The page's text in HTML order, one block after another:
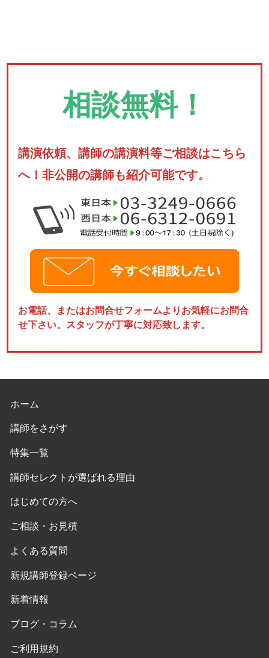
相談無料！
講演依頼、講師の講演料等ご相談はこちら
へ！非公開の講師も紹介可能です。
お電話、またはお問合せフォームよりお気軽にお問合
せ下さい。スタッフが丁寧に対応致します。
ホーム
講師をさがす
特集一覧
講師セレクトが選ばれる理由
はじめての方へ
ご相談・お見積
よくある質問
新規講師登録ページ
新着情報
ブログ・コラム
ご利用規約